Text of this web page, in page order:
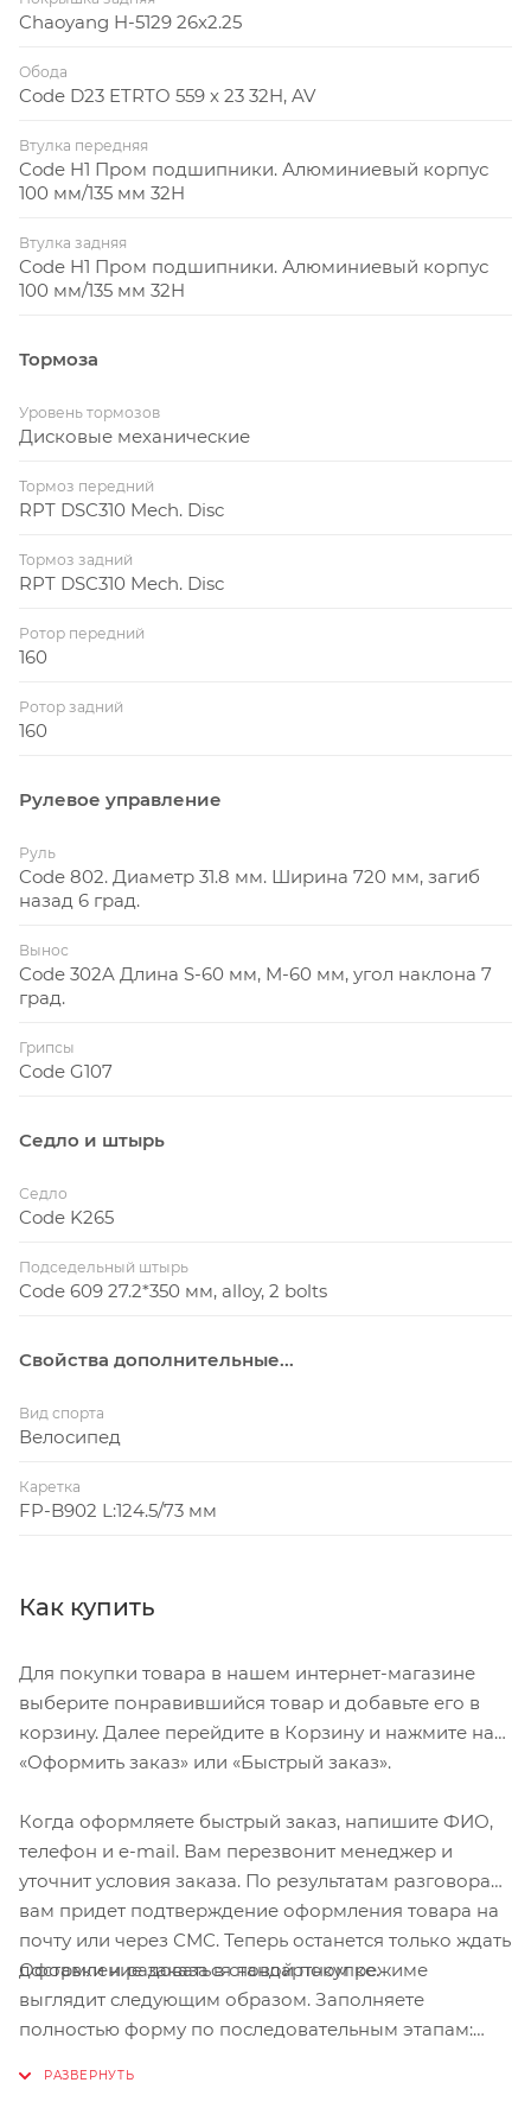
Chaoyang H-5129 26x2.25
Обода
Code D23 ETRTO 559 x 23 32H, AV
Втулка передняя
Code H1 Пром подшипники. Алюминиевый корпус
100 мм/135 мм 32H
Втулка задняя
Code H1 Пром подшипники. Алюминиевый корпус
100 мм/135 мм 32H
Тормоза
Уровень тормозов
Дисковые механические
Тормоз передний
RPT DSC310 Mech. Disc
Тормоз задний
RPT DSC310 Mech. Disc
Ротор передний
160
Ротор задний
160
Рулевое управление
Руль
Code 802. Диаметр 31.8 мм. Ширина 720 мм, загиб
назад 6 град.
Вынос
Code 302A Длина S-60 мм, M-60 мм, угол наклона 7
град.
Грипсы
Code G107
Седло и штырь
Седло
Code K265
Подседельный штырь
Code 609 27.2*350 мм, аlloy, 2 bolts
Свойства дополнительные...
Вид спорта
Велосипед
Каретка
FP-B902 L:124.5/73 мм
Как купить
Для покупки товара в нашем интернет-магазине
выберите понравившийся товар и добавьте его в
корзину. Далее перейдите в Корзину и нажмите на
«Оформить заказ» или «Быстрый заказ».
Когда оформляете быстрый заказ, напишите ФИО,
телефон и e-mail. Вам перезвонит менеджер и
уточнит условия заказа. По результатам разговора
вам придет подтверждение оформления товара на
почту или через СМС. Теперь останется только ждать
доставки и радоваться новой покупке.
Оформление заказа в стандартном режиме
выглядит следующим образом. Заполняете
полностью форму по последовательным этапам: